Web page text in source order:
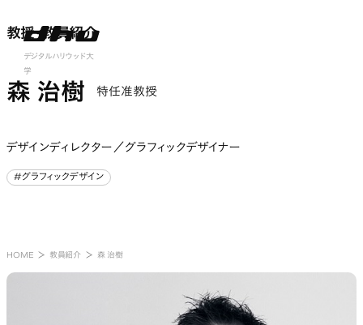
デジタルハリウッド大
学
open
教授・教員紹介
森 治樹 特任准教授
デザインディレクター／グラフィックデザイナー
#グラフィックデザイン
HOME 教員紹介 森 治樹